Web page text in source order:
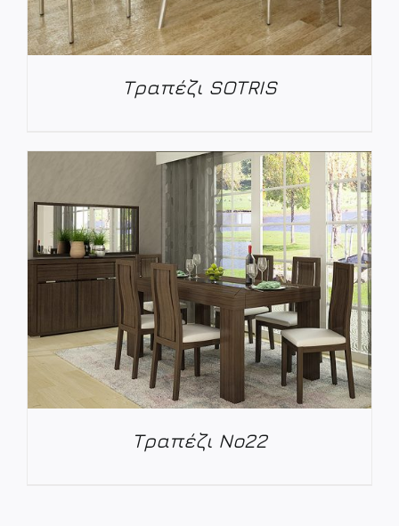
ΛΕΠΤΟΜΈΡΕΙΕΣ
Τραπέζι SOTRIS
Τραπέζι Νο22